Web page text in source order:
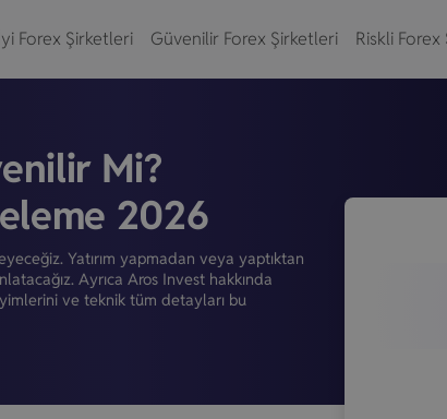
Forex Şirketleri Güvenilir Forex Şirketleri Riskli
Mi?
2026
Yatırım yapmadan veya yaptıktan
Ayrıca Aros Invest hakkında
ve teknik tüm detayları bu